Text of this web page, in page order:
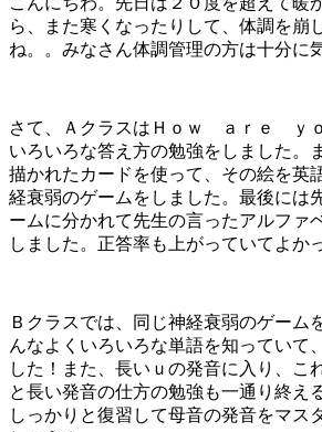
ら、また寒くなったりして、体調を崩
ね。。みなさん体調管理の方は十分に
さて、ＡクラスはＨｏｗ ａｒｅ ｙ
いろいろな答え方の勉強をしました。
描かれたカードを使って、その絵を英
経衰弱のゲームをしました。最後には
ームに分かれて先生の言ったアルファ
しました。正答率も上がっていてよか
Ｂクラスでは、同じ神経衰弱のゲーム
んなよくいろいろな単語を知っていて
した！また、長いｕの発音に入り、こ
と長い発音の仕方の勉強も一通り終え
しっかりと復習して母音の発音をマス